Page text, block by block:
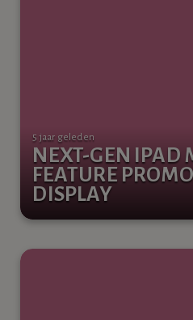
NEXT-GEN IPAD
FEATURE
DISPLAY
5 jaar geleden